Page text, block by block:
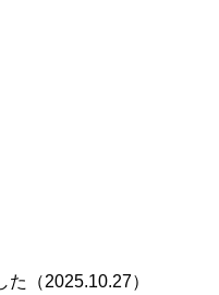
（2025.10.27）